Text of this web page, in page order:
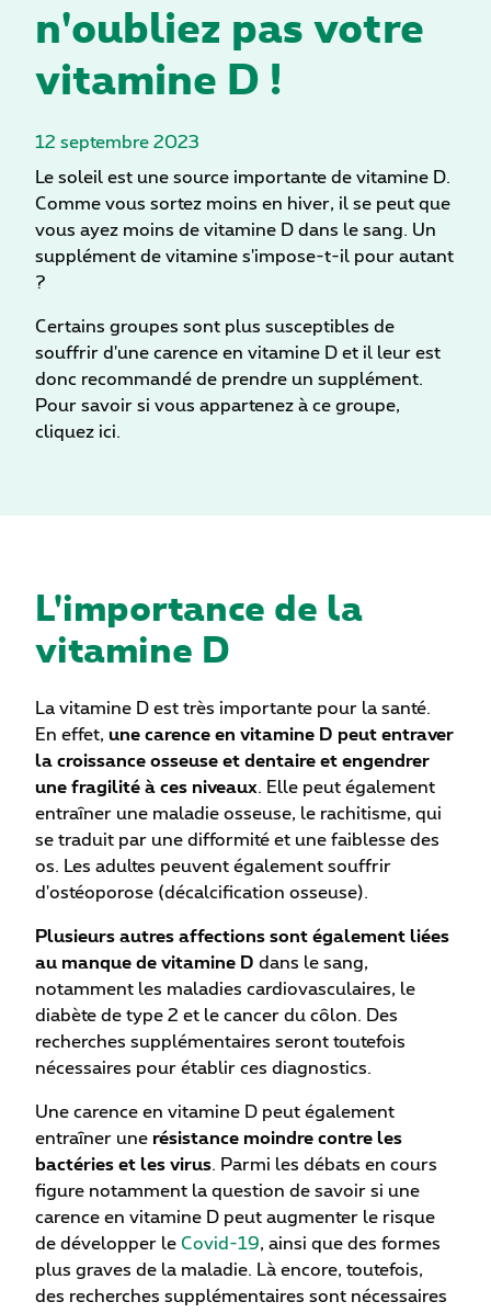
n'oubliez pas votre
vitamine D !
12 septembre 2023
Le soleil est une source importante de vitamine D.
Comme vous sortez moins en hiver, il se peut que
vous ayez moins de vitamine D dans le sang. Un
supplément de vitamine s'impose-t-il pour autant
?
Certains groupes sont plus susceptibles de
souffrir d'une carence en vitamine D et il leur est
donc recommandé de prendre un supplément.
Pour savoir si vous appartenez à ce groupe,
cliquez ici.
L'importance de la
vitamine D
La vitamine D est très importante pour la santé.
En effet, une carence en vitamine D peut entraver
la croissance osseuse et dentaire et engendrer
une fragilité à ces niveaux. Elle peut également
entraîner une maladie osseuse, le rachitisme, qui
se traduit par une difformité et une faiblesse des
os. Les adultes peuvent également souffrir
d'ostéoporose (décalcification osseuse).
Plusieurs autres affections sont également liées
au manque de vitamine D dans le sang,
notamment les maladies cardiovasculaires, le
diabète de type 2 et le cancer du côlon. Des
recherches supplémentaires seront toutefois
nécessaires pour établir ces diagnostics.
Une carence en vitamine D peut également
entraîner une résistance moindre contre les
bactéries et les virus. Parmi les débats en cours
figure notamment la question de savoir si une
carence en vitamine D peut augmenter le risque
de développer le Covid-19, ainsi que des formes
plus graves de la maladie. Là encore, toutefois,
des recherches supplémentaires sont nécessaires